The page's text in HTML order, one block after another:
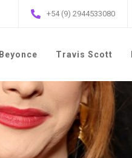
+54 (9) 2944533080
Beyonce Travis Scott